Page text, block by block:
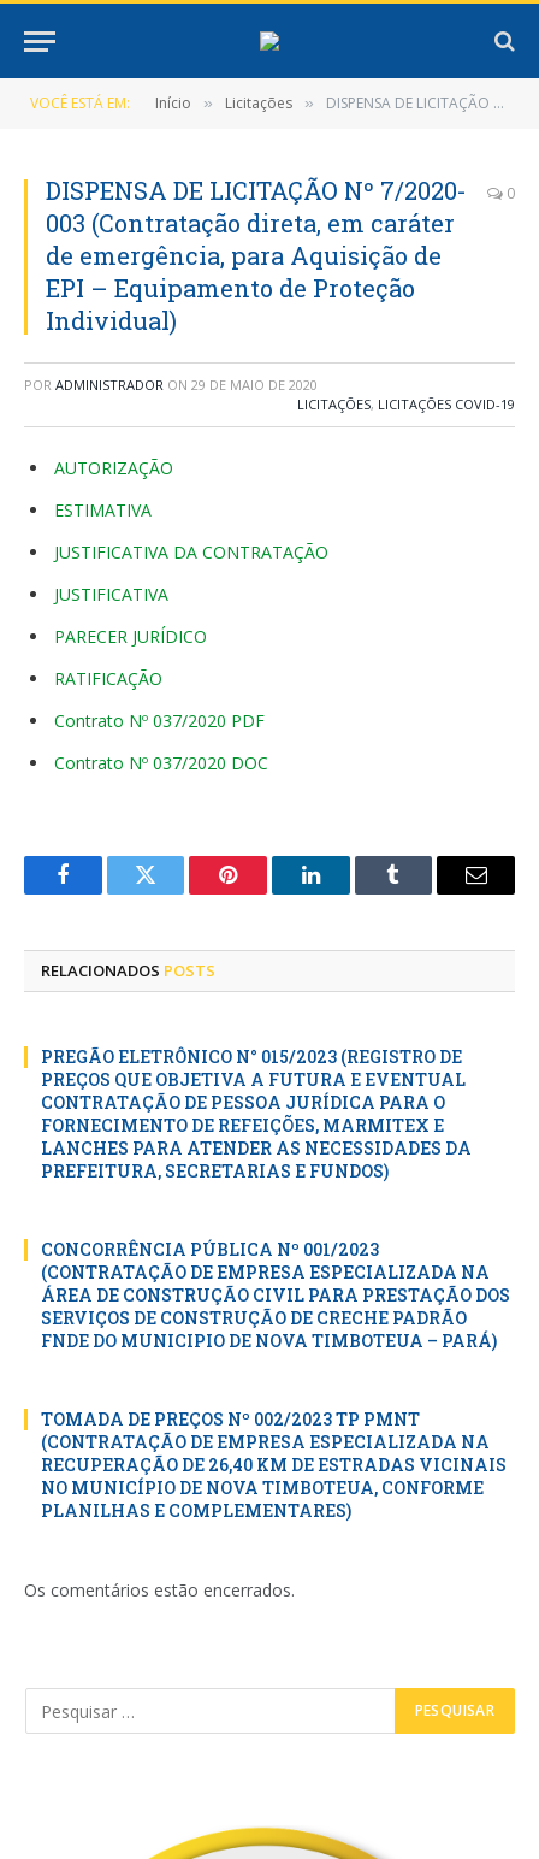
VOCÊ ESTÁ EM: Início » Licitações » DISPENSA DE LICITAÇÃO Nº 7/2020-003 (Contratação direta, em caráter de emergência, para Aquisição de EPI – Equipamento de Proteção Individual)
DISPENSA DE LICITAÇÃO Nº 7/2020-
003 (Contratação direta, em caráter
de emergência, para Aquisição de
EPI – Equipamento de Proteção
Individual)
0
POR ADMINISTRADOR ON 29 DE MAIO DE 2020
LICITAÇÕES, LICITAÇÕES COVID-19
AUTORIZAÇÃO
ESTIMATIVA
JUSTIFICATIVA DA CONTRATAÇÃO
JUSTIFICATIVA
PARECER JURÍDICO
RATIFICAÇÃO
Contrato Nº 037/2020 PDF
Contrato Nº 037/2020 DOC
FacebookTwitter Pinterest LinkedInTumblr
E-
RELACIONADOS POSTS
PREGÃO ELETRÔNICO N° 015/2023 (REGISTRO DE
PREÇOS QUE OBJETIVA A FUTURA E EVENTUAL
CONTRATAÇÃO DE PESSOA JURÍDICA PARA O
FORNECIMENTO DE REFEIÇÕES, MARMITEX E
LANCHES PARA ATENDER AS NECESSIDADES DA
PREFEITURA, SECRETARIAS E FUNDOS)
CONCORRÊNCIA PÚBLICA Nº 001/2023
(CONTRATAÇÃO DE EMPRESA ESPECIALIZADA NA
ÁREA DE CONSTRUÇÃO CIVIL PARA PRESTAÇÃO DOS
SERVIÇOS DE CONSTRUÇÃO DE CRECHE PADRÃO
FNDE DO MUNICIPIO DE NOVA TIMBOTEUA – PARÁ)
TOMADA DE PREÇOS Nº 002/2023 TP PMNT
(CONTRATAÇÃO DE EMPRESA ESPECIALIZADA NA
RECUPERAÇÃO DE 26,40 KM DE ESTRADAS VICINAIS
NO MUNICÍPIO DE NOVA TIMBOTEUA, CONFORME
PLANILHAS E COMPLEMENTARES)
Os comentários estão encerrados.